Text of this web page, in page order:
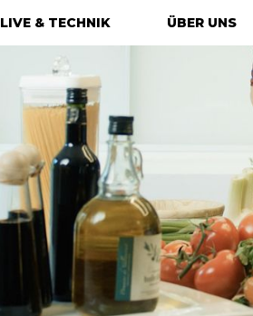
LIVE & TECHNIK ÜBER UNS